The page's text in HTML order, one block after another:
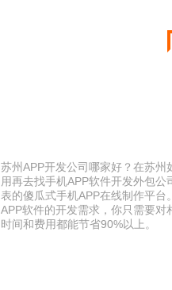
苏州APP开发公司哪家好？在苏
用再去找手机APP软件开发外包
表的傻瓜式手机APP在线制作平
APP软件的开发需求，你只需要
时间和费用都能节省90%以上。